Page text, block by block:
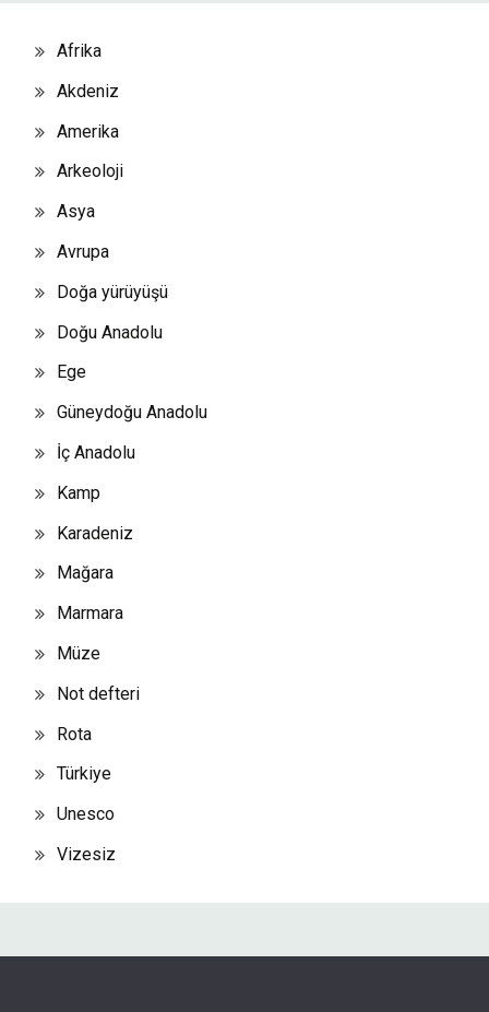
Afrika
Akdeniz
Amerika
Arkeoloji
Asya
Avrupa
Doğa yürüyüşü
Doğu Anadolu
Ege
Güneydoğu Anadolu
İç Anadolu
Kamp
Karadeniz
Mağara
Marmara
Müze
Not defteri
Rota
Türkiye
Unesco
Vizesiz